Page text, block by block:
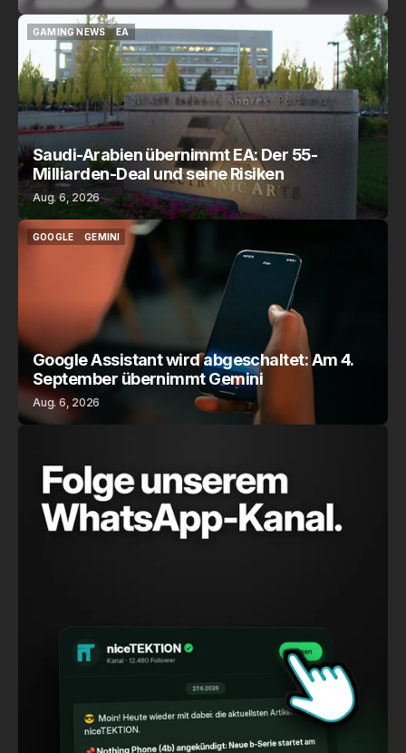
GAMING NEWS
GAMING NEWS
EA
EA
Saudi-Arabien übernimmt EA: Der 55-
Milliarden-Deal und seine Risiken
Aug. 6, 2026
GOOGLE
GEMINI
Google Assistant wird abgeschaltet: Am 4.
September übernimmt Gemini
Aug. 6, 2026